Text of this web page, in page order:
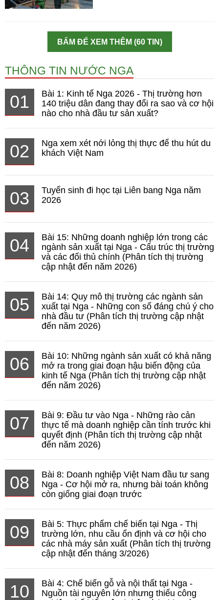
BẤM ĐỂ XEM THÊM (60 TIN)
THÔNG TIN NƯỚC NGA
01
Bài 1: Kinh tế Nga 2026 - Thị trường hơn
140 triệu dân đang thay đổi ra sao và cơ hội
nào cho nhà đầu tư sản xuất?
02
Nga xem xét nới lỏng thị thực để thu hút du
khách Việt Nam
03
Tuyển sinh đi học tại Liên bang Nga năm
2026
04
Bài 15: Những doanh nghiệp lớn trong các
ngành sản xuất tại Nga - Cấu trúc thị trường
và các đối thủ chính (Phân tích thị trường
cập nhật đến năm 2026)
05
Bài 14: Quy mô thị trường các ngành sản
xuất tại Nga - Những con số đáng chú ý cho
nhà đầu tư (Phân tích thị trường cập nhật
đến năm 2026)
06
Bài 10: Những ngành sản xuất có khả năng
mở ra trong giai đoạn hậu biến động của
kinh tế Nga (Phân tích thị trường cập nhật
đến năm 2026)
07
Bài 9: Đầu tư vào Nga - Những rào cản
thực tế mà doanh nghiệp cần tính trước khi
quyết định (Phân tích thị trường cập nhật
đến năm 2026)
08
Bài 8: Doanh nghiệp Việt Nam đầu tư sang
Nga - Cơ hội mở ra, nhưng bài toán không
còn giống giai đoạn trước
09
Bài 5: Thực phẩm chế biến tại Nga - Thị
trường lớn, nhu cầu ổn định và cơ hội cho
các nhà máy sản xuất (Phân tích thị trường
cập nhật đến tháng 3/2026)
10
Bài 4: Chế biến gỗ và nội thất tại Nga -
Nguồn tài nguyên lớn nhưng thiếu công